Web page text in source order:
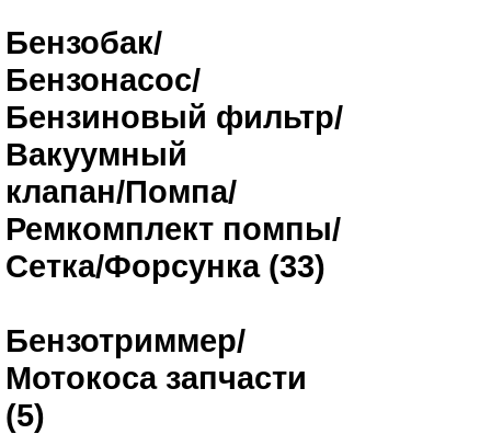
Бензобак/
Бензонасос/
Бензиновый фильтр/
Вакуумный
клапан/Помпа/
Ремкомплект помпы/
Сетка/Форсунка (33)
Бензотриммер/
Мотокоса запчасти
(5)